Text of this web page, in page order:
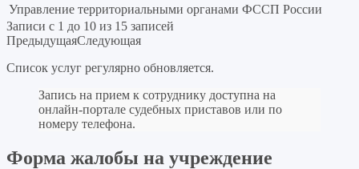
Управление территориальными органами ФССП России
Записи с 1 до 10 из 15 записей
ПредыдущаяСледующая
Список услуг регулярно обновляется.
Запись на прием к сотруднику доступна на
онлайн-портале судебных приставов или по
номеру телефона.
Форма жалобы на учреждение